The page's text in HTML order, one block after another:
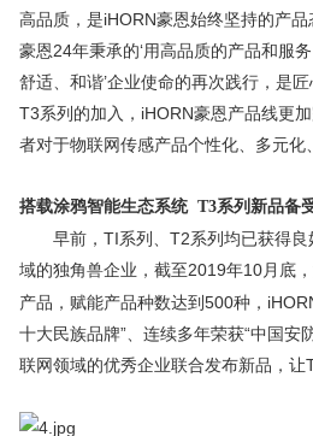
高品质，是iHORN豪恩始终坚持的产
豪恩24年秉承的‘用高品质的产品和服
舒适、和谐’企业使命的再次践行，是
T3系列的加入，iHORN豪恩产品线更
者对于物联网传感产品个性化、多元化
搭载涂鸦智能生态系统 T3系列新品备
早前，TI系列、T2系列均已获得良
域的独角兽企业 ， 截至2019年10月底
产品，赋能产品种数达到500种，
十大民族品牌”、连续多年荣获“中国安
联网领域的优秀企业联合发布新品，让